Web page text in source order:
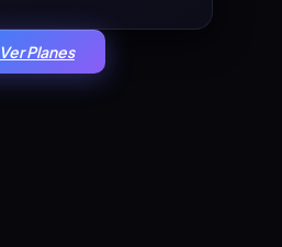
Ver Planes